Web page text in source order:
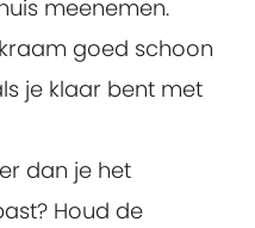
meenemen.
goed schoon
je klaar bent met
dan je het
Houd de